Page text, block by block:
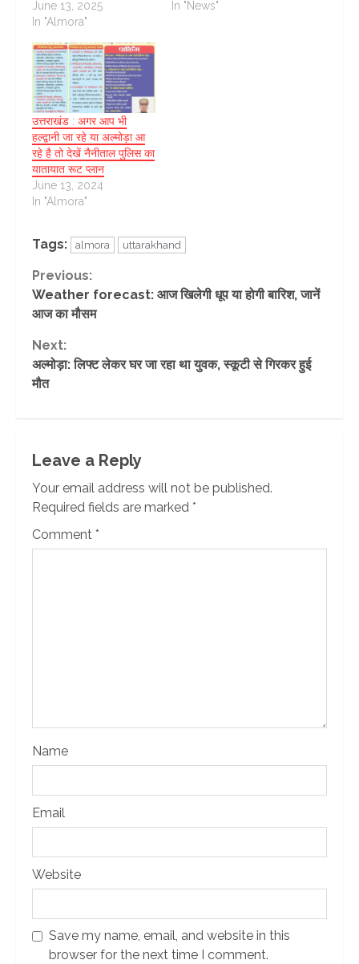
June 13, 2025
In "Almora"
In "News"
उत्तराखंड : अगर आप भी
हल्द्वानी जा रहे या अल्मोड़ा आ
रहे है तो देखें नैनीताल पुलिस का
यातायात रूट प्लान
June 13, 2024
In "Almora"
Tags: almora uttarakhand
Continue
Reading
Previous:
Weather forecast: आज खिलेगी धूप या होगी बारिश, जानें
आज का मौसम
Next:
अल्मोड़ा: लिफ्ट लेकर घर जा रहा था युवक, स्कूटी से गिरकर हुई
मौत
Leave a Reply
Your email address will not be published.
Required fields are marked *
Comment *
Name
Email
Website
Save my name, email, and website in this
browser for the next time I comment.